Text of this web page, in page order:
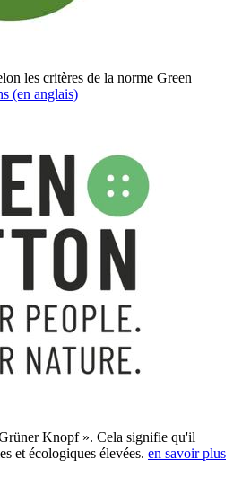
les critères de la norme Green
(en anglais)
Knopf ». Cela signifie qu'il
et écologiques élevées. en savoir plus